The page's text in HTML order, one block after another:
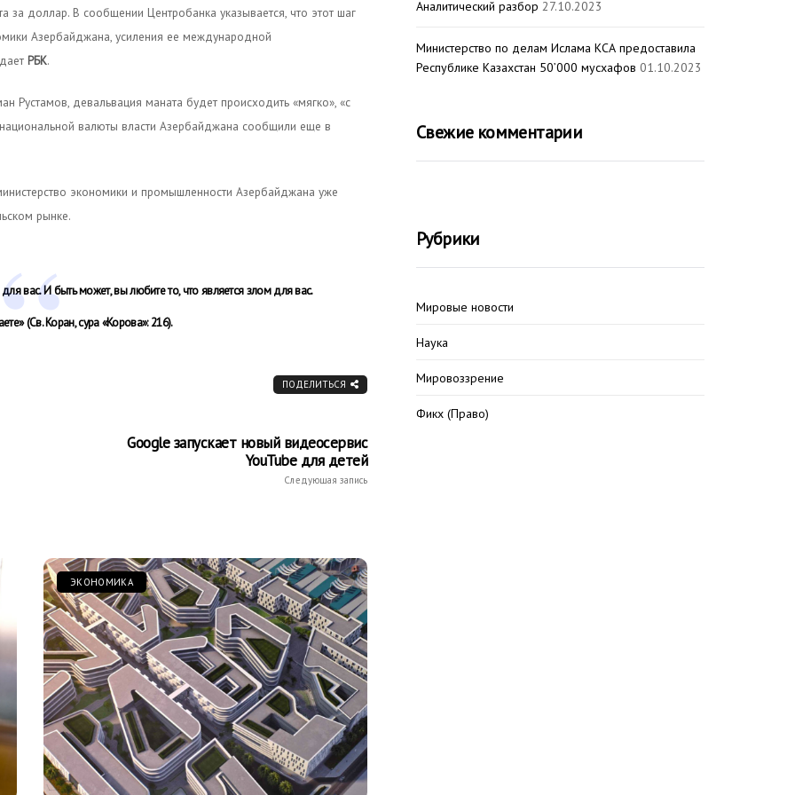
за доллар. В сообщении Центробанка указывается, что этот шаг
Азербайджана, усиления ее международной
РБК.
Рустамов, девальвация маната будет происходить «мягко», «с
валюты власти Азербайджана сообщили еще в
экономики и промышленности Азербайджана уже
рынке.
вас. И быть может, вы любите то, что является злом для вас.
(Св. Коран, сура «Корова»: 216).
ПОДЕЛИТЬСЯ
Google запускает новый видеосервис
YouTube для детей
Следующая запись
ЭКОНОМИКА
Аналитический разбор 27.10.2023
Министерство по делам Ислама КСА предоставила
Республике Казахстан 50’000 мусхафов 01.10.2023
Свежие комментарии
Рубрики
Мировые новости
Наука
Мировоззрение
Фикх (Право)